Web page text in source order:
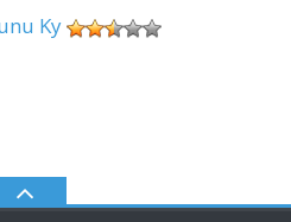
Ky